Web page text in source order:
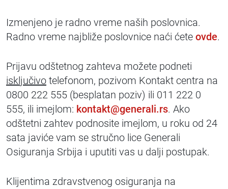
Izmenjeno je radno vreme naših poslovnica.
Radno vreme najbliže poslovnice naći ćete ovde.
Prijavu odštetnog zahteva možete podneti
isključivo telefonom, pozivom Kontakt centra na
0800 222 555 (besplatan poziv) ili 011 222 0
555, ili imejlom: kontakt@generali.rs. Ako
odštetni zahtev podnosite imejlom, u roku od 24
sata javiće vam se stručno lice Generali
Osiguranja Srbija i uputiti vas u dalji postupak.
Klijentima zdravstvenog osiguranja na